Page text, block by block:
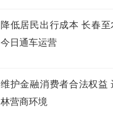
降低居民出行成本 长春
今日通车运营
维护金融消费者合法权益
林营商环境